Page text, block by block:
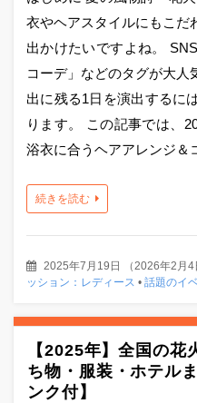
衣やヘアスタイルにもこだ
出かけたいですよね。
コーデ」などのタグが大人
出に残る1日を演出するに
ります。 この記事では、
浴衣に合うヘアアレンジ＆
続きを読む
2025年7月19日 （2026年2月4
ッション：レディース • 話題のイ
【2025年】全国の
ち物・服装・ホテル
ンク付】